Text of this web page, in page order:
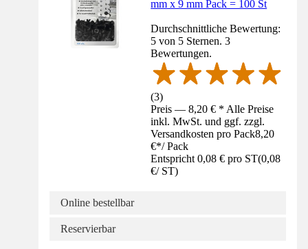
mm x 9 mm Pack = 100 St
Durchschnittliche Bewertung:
5 von 5 Sternen. 3
Bewertungen.
(3)
Preis — 8,20 € * Alle Preise
inkl. MwSt. und ggf. zzgl.
Versandkosten pro Pack8,20
€*/ Pack
Entspricht 0,08 € pro ST(0,08
€/ ST)
Online bestellbar
Reservierbar